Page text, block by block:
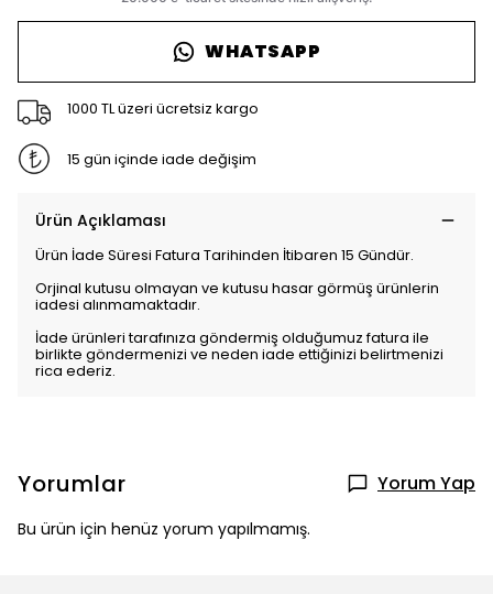
WHATSAPP
1000 TL üzeri ücretsiz kargo
15 gün içinde iade değişim
Ürün Açıklaması
Ürün İade Süresi Fatura Tarihinden İtibaren 15 Gündür.
Orjinal kutusu olmayan ve kutusu hasar görmüş ürünlerin
iadesi alınmamaktadır.
İade ürünleri tarafınıza göndermiş olduğumuz fatura ile
birlikte göndermenizi ve neden iade ettiğinizi belirtmenizi
rica ederiz.
Yorumlar Yorum Yap
Bu ürün için henüz yorum yapılmamış.